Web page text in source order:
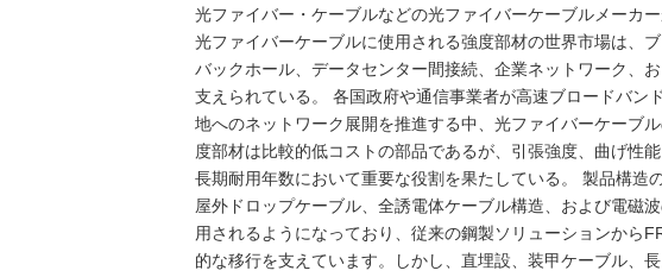
光ファイバー・ケーブルなどの光ファイバーケーブルメーカー
光ファイバーケーブルに使用される強度部材の世界市場は、
バックホール、データセンター間接続、企業ネットワーク、
支えられている。 各国政府や通信事業者が高速ブロードバン
地へのネットワーク展開を推進する中、光ファイバーケーブ
度部材は比較的低コストの部品であるが、引張強度、曲げ性
長期耐用年数において重要な役割を果たしている。 製品構造
屋外ドロップケーブル、全誘電体ケーブル構造、および電磁
用されるようになっており、従来の鋼製ソリューションから
的な移行を支えています。しかし、直埋設、装甲ケーブル、